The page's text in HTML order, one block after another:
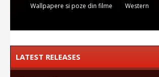
Wallpapere si poze din filme
Western
LATEST RELEASES